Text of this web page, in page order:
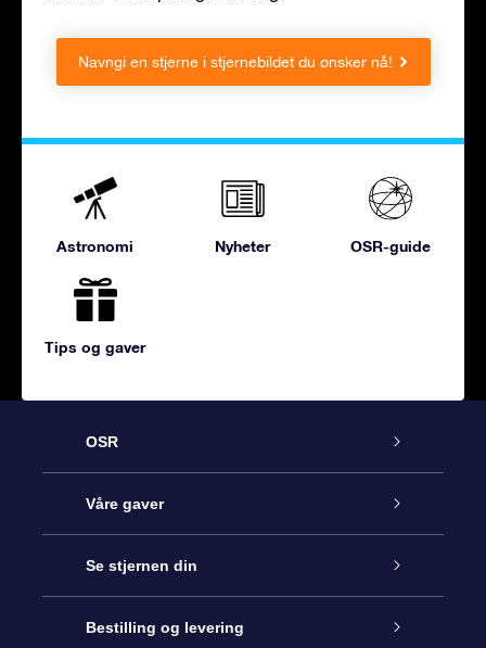
Navngi en stjerne i stjernebildet du ønsker nå!
Astronomi Nyheter OSR-guide
Tips og gaver
OSR
Kundeservice
Kontakt oss
Bloggen
Våre gaver
Online Stjernegave
OSR Gavepakke
Se stjernen din
Star Register
Bestilling og levering